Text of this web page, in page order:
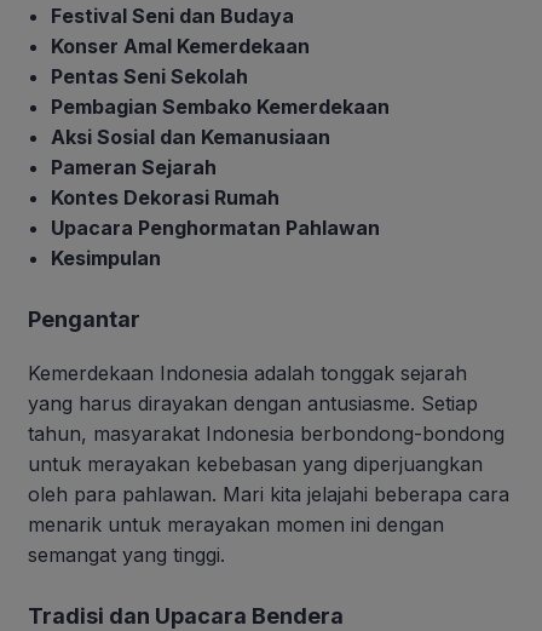
Festival Seni dan Budaya
Konser Amal Kemerdekaan
Pentas Seni Sekolah
Pembagian Sembako Kemerdekaan
Aksi Sosial dan Kemanusiaan
Pameran Sejarah
Kontes Dekorasi Rumah
Upacara Penghormatan Pahlawan
Kesimpulan
Pengantar
Kemerdekaan Indonesia adalah tonggak sejarah
yang harus dirayakan dengan antusiasme. Setiap
tahun, masyarakat Indonesia berbondong-bondong
untuk merayakan kebebasan yang diperjuangkan
oleh para pahlawan. Mari kita jelajahi beberapa cara
menarik untuk merayakan momen ini dengan
semangat yang tinggi.
Tradisi dan Upacara Bendera